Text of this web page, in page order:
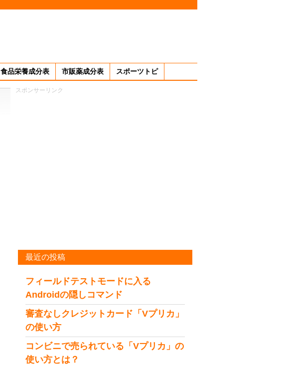
食品栄養成分表 市販薬成分表 スポーツトピ
スポンサーリンク
最近の投稿
フィールドテストモードに入る
Androidの隠しコマンド
審査なしクレジットカード「Vプリカ」
の使い方
コンビニで売られている「Vプリカ」の
使い方とは？